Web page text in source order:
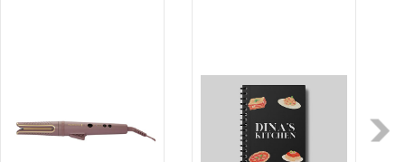
Previous